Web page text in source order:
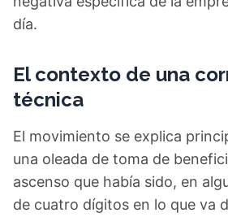
día.
El contexto de una
técnica
El movimiento se explica
una oleada de toma de
ascenso que había sido, en
de cuatro dígitos en lo que va